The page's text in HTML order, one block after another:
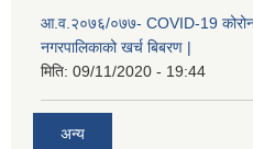
आ.व.२०७६/०७७- COVID-19 कोरोना
नगरपालिकाको खर्च बिबरण |
मिति: 09/11/2020 - 19:44
अन्य